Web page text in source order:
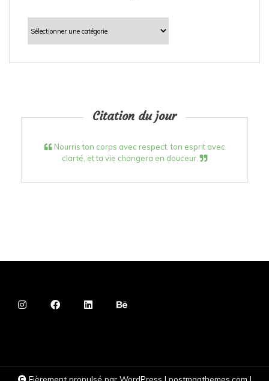
Catégories
Citation du jour
Nourris ton corps avec respect, ton esprit avec
clarté, et ta vie changera en douceur.